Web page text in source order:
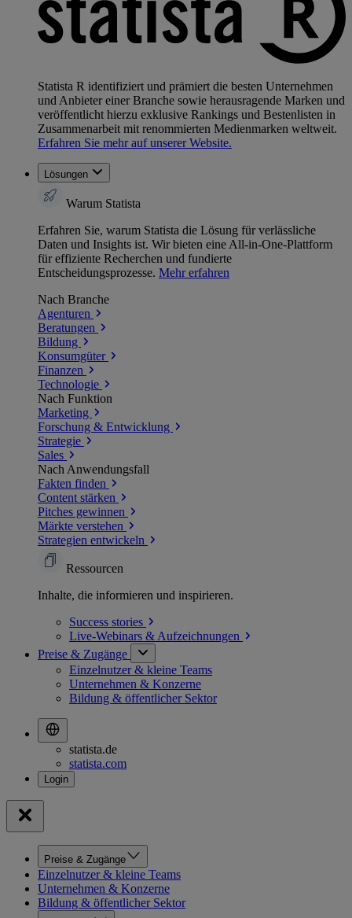
Statista R identifiziert und prämiert die besten Unternehmen
und Anbieter einer Branche sowie herausragende Marken und
veröffentlicht hierzu exklusive Rankings und Bestenlisten in
Zusammenarbeit mit renommierten Medienmarken weltweit.
Erfahren Sie mehr auf unserer Website.
Lösungen
Warum Statista
Erfahren Sie, warum Statista die Lösung für verlässliche
Daten und Insights ist. Wir bieten eine All-in-One-Plattform
für effiziente Recherchen und fundierte
Entscheidungsprozesse. Mehr erfahren
Nach Branche
Agenturen
Beratungen
Bildung
Konsumgüter
Finanzen
Technologie
Nach Funktion
Marketing
Forschung & Entwicklung
Strategie
Sales
Nach Anwendungsfall
Fakten finden
Content stärken
Pitches gewinnen
Märkte verstehen
Strategien entwickeln
Ressourcen
Inhalte, die informieren und inspirieren.
Success stories
Live-Webinars & Aufzeichnungen
Preise & Zugänge
Einzelnutzer & kleine Teams
Unternehmen & Konzerne
Bildung & öffentlicher Sektor
statista.de
statista.com
Preise & Zugänge
Einzelnutzer & kleine Teams
Unternehmen & Konzerne
Bildung & öffentlicher Sektor